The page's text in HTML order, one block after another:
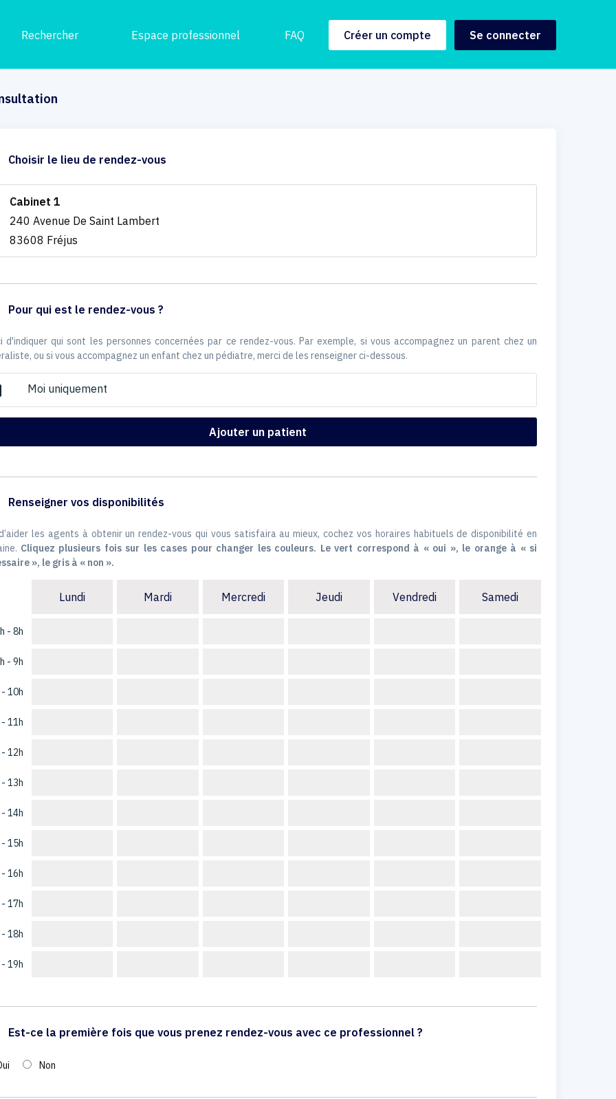
Rechercher Espace professionnel FAQ Créer un compte Se connecter
Choisir le lieu de rendez-vous
Cabinet 1
240 Avenue De Saint Lambert
83608 Fréjus
Pour qui est le rendez-vous ?
d'indiquer qui sont les personnes concernées par ce rendez-vous. Par exemple, si vous accompagnez un parent chez un
ou si vous accompagnez un enfant chez un pédiatre, merci de les renseigner ci-dessous.
Moi uniquement
Ajouter un patient
Renseigner vos disponibilités
les agents à obtenir un rendez-vous qui vous satisfaira au mieux, cochez vos horaires habituels de disponibilité en
Cliquez plusieurs fois sur les cases pour changer les couleurs. Le vert correspond à « oui », le orange à « si
», le gris à « non ».
- 8h
- 9h
10h
11h
12h
13h
14h
15h
16h
17h
18h
19h
Lundi Mardi Mercredi Jeudi Vendredi Samedi
Est-ce la première fois que vous prenez rendez-vous avec ce professionnel ?
Non